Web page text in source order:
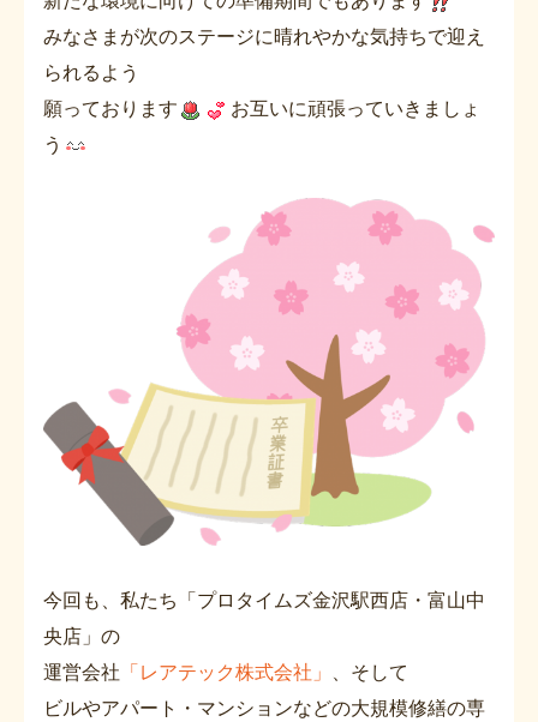
みなさまが次のステージに晴れやかな気持ちで迎え
られるよう
願っております
お互いに頑張っていきましょ
う
今回も、私たち「プロタイムズ金沢駅西店・富山中
央店」の
運営会社 「レアテック株式会社」 、そして
ビルやアパート・マンションなどの大規模修繕の専